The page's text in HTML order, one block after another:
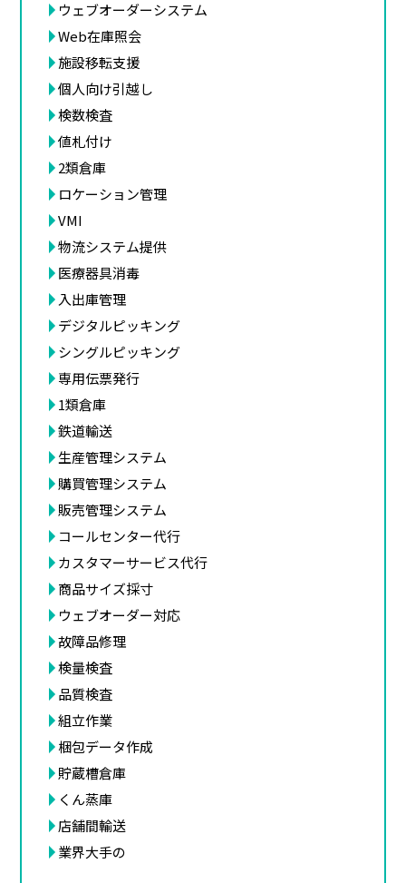
ウェブオーダーシステム
Web在庫照会
施設移転支援
個人向け引越し
検数検査
値札付け
2類倉庫
ロケーション管理
VMI
物流システム提供
医療器具消毒
入出庫管理
デジタルピッキング
シングルピッキング
専用伝票発行
1類倉庫
鉄道輸送
生産管理システム
購買管理システム
販売管理システム
コールセンター代行
カスタマーサービス代行
商品サイズ採寸
ウェブオーダー対応
故障品修理
検量検査
品質検査
組立作業
梱包データ作成
貯蔵槽倉庫
くん蒸庫
店舗間輸送
業界大手の